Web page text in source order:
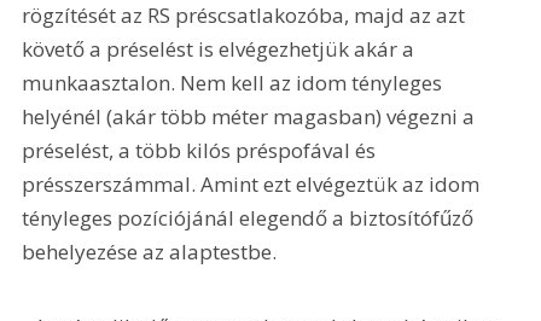
rögzítését az RS préscsatlakozóba, majd az azt
követő a préselést is elvégezhetjük akár a
munkaasztalon. Nem kell az idom tényleges
helyénél (akár több méter magasban) végezni a
préselést, a több kilós préspofával és
présszerszámmal. Amint ezt elvégeztük az idom
tényleges pozíciójánál elegendő a biztosítófűző
behelyezése az alaptestbe.